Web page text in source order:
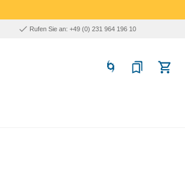
Rufen Sie an: +49 (0) 231 964 196 10